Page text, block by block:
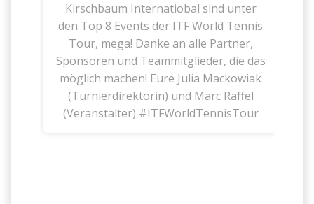
Kirschbaum Internatiobal sind unter
den Top 8 Events der ITF World Tennis
Tour, mega! Danke an alle Partner,
Sponsoren und Teammitglieder, die das
möglich machen! Eure Julia Mackowiak
(Turnierdirektorin) und Marc Raffel
(Veranstalter) #ITFWorldTennisTour